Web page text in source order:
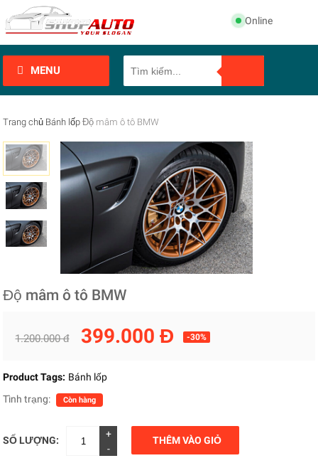
Online
MENU
Trang chủ Bánh lốp Độ mâm ô tô BMW
Độ mâm ô tô BMW
1.200.000 đ 399.000 Đ -30%
Product Tags: Bánh lốp
Tình trạng:
Còn hàng
SỐ LƯỢNG:
+
-
THÊM VÀO GIỎ